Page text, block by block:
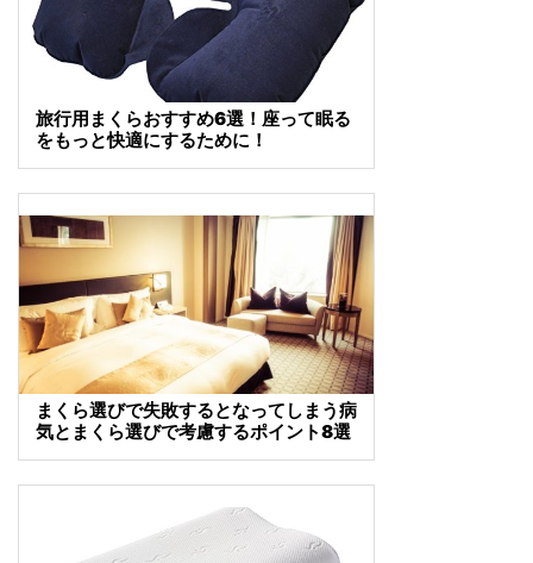
旅行用まくらおすすめ6選！座って眠る
をもっと快適にするために！
まくら選びで失敗するとなってしまう病
気とまくら選びで考慮するポイント8選